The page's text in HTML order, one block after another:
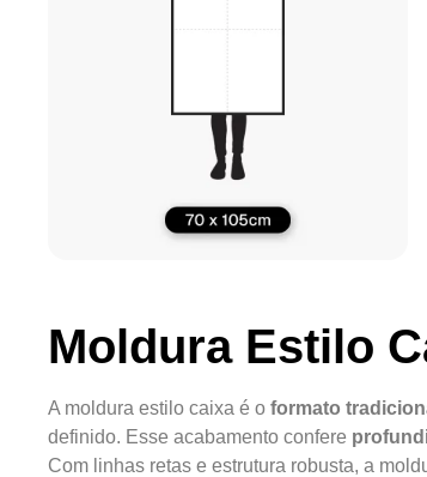
Moldura Estilo
A moldura estilo caixa é o formato
definido. Esse acabamento confere
Com linhas retas e estrutura robusta, a